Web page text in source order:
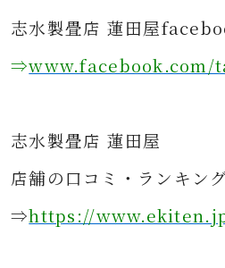
志水製畳店 蓮田屋
⇒www.facebook.com/
志水製畳店 蓮田屋
店舗の口コミ・ランキン
⇒https://